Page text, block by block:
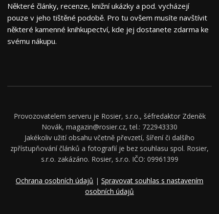
Některé články, recenze, knižní ukázky a pod. vycházejí
pouze v jeho tištěné podobě. Pro tu ovšem musíte navštívit
některé kamenné knihkupectví, kde jej dostanete zdarma ke
svému nákupu.
Provozovatelem serveru je Rosier, s.r.o., šéfredaktor Zdeněk
Novák, magazin@rosier.cz, tel.: 722943330
Jakékoliv užití obsahu včetně převzetí, šíření či dalšího
zpřístupňování článků a fotografií je bez souhlasu spol. Rosier,
s.r.o. zakázáno. Rosier, s.r.o. IČO: 09961399
Ochrana osobních údajů | Spravovat souhlas s nastavením
osobních údajů